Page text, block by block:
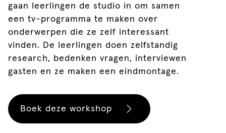
gaan leerlingen de studio in om samen
een tv-programma te maken over
onderwerpen die ze zelf interessant
vinden. De leerlingen doen zelfstandig
research, bedenken vragen, interviewen
gasten en ze maken een eindmontage.
Boek deze workshop